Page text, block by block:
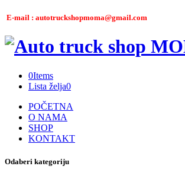
E-mail : autotruckshopmoma@gmail.com
0Items
Lista želja0
POČETNA
O NAMA
SHOP
KONTAKT
Odaberi kategoriju